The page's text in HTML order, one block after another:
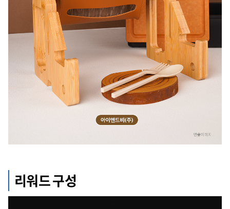
리워드 구성